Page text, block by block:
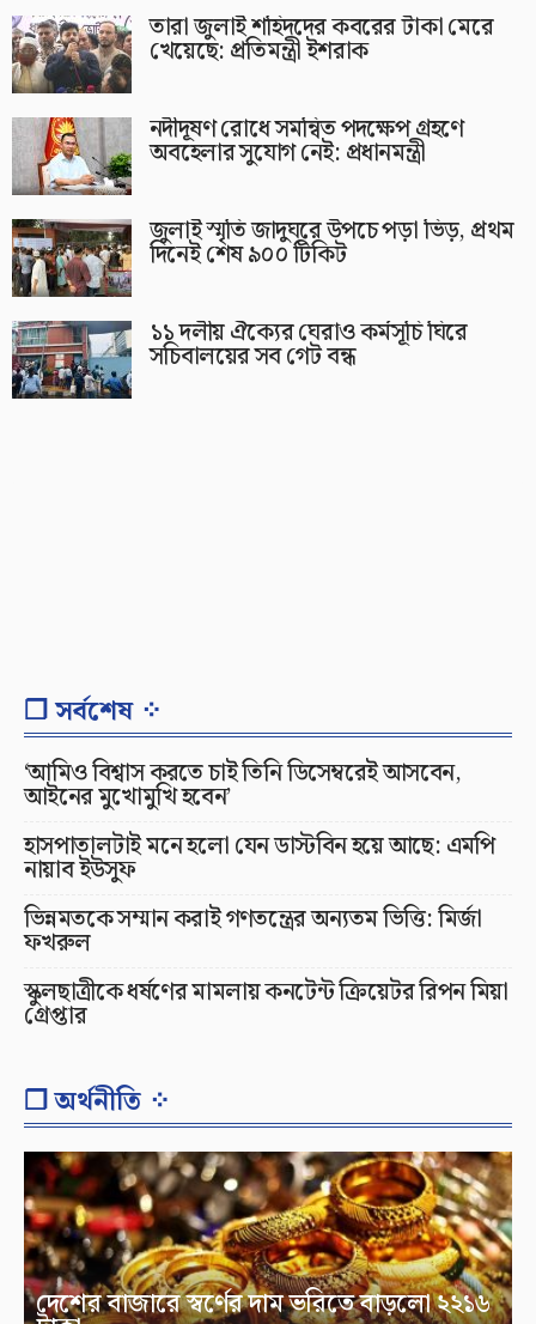
তারা জুলাই শহিদদের কবরের টাকা মেরে
খেয়েছে: প্রতিমন্ত্রী ইশরাক
নদীদূষণ রোধে সমন্বিত পদক্ষেপ গ্রহণে
অবহেলার সুযোগ নেই: প্রধানমন্ত্রী
জুলাই স্মৃতি জাদুঘরে উপচে পড়া ভিড়, প্রথম
দিনেই শেষ ৯০০ টিকিট
১১ দলীয় ঐক্যের ঘেরাও কর্মসূচি ঘিরে
সচিবালয়ের সব গেট বন্ধ
❐ সর্বশেষ ⁘
‘আমিও বিশ্বাস করতে চাই তিনি ডিসেম্বরেই আসবেন,
আইনের মুখোমুখি হবেন’
হাসপাতালটাই মনে হলো যেন ডাস্টবিন হয়ে আছে: এমপি
নায়াব ইউসুফ
ভিন্নমতকে সম্মান করাই গণতন্ত্রের অন্যতম ভিত্তি: মির্জা
ফখরুল
স্কুলছাত্রীকে ধর্ষণের মামলায় কনটেন্ট ক্রিয়েটর রিপন মিয়া
গ্রেপ্তার
❐ অর্থনীতি ⁘
দেশের বাজারে স্বর্ণের দাম ভরিতে বাড়লো ২২১৬